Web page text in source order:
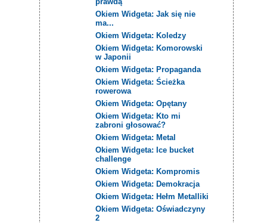
Okiem Widgeta: Jak się nie
ma...
Okiem Widgeta: Koledzy
Okiem Widgeta: Komorowski
w Japonii
Okiem Widgeta: Propaganda
Okiem Widgeta: Ścieżka
rowerowa
Okiem Widgeta: Opętany
Okiem Widgeta: Kto mi
zabroni głosować?
Okiem Widgeta: Metal
Okiem Widgeta: Ice bucket
challenge
Okiem Widgeta: Kompromis
Okiem Widgeta: Demokracja
Okiem Widgeta: Hełm Metalliki
Okiem Widgeta: Oświadczyny
2